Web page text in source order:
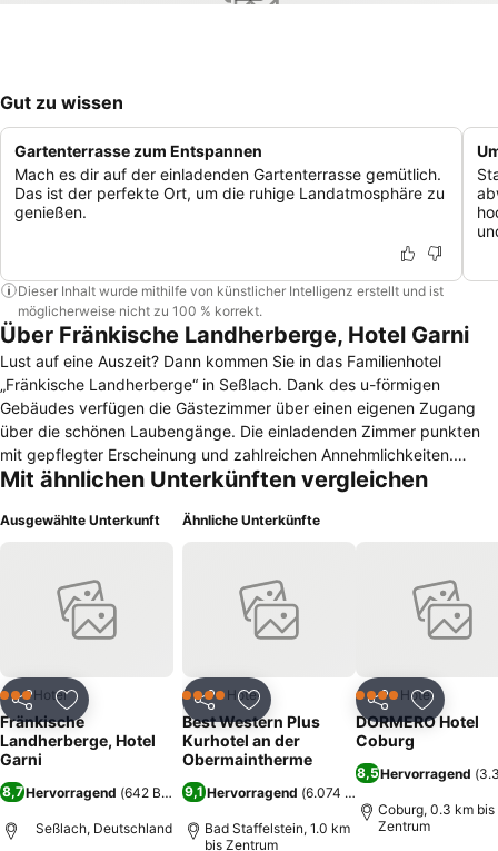
Gut zu wissen
Gartenterrasse zum Entspannen
Mach es dir auf der einladenden Gartenterrasse gemütlich.
Das ist der perfekte Ort, um die ruhige Landatmosphäre zu
genießen.
Dieser Inhalt wurde mithilfe von künstlicher Intelligenz erstellt und ist
möglicherweise nicht zu 100 % korrekt.
Über Fränkische Landherberge, Hotel Garni
Lust auf eine Auszeit? Dann kommen Sie in das Familienhotel
„Fränkische Landherberge“ in Seßlach. Dank des u-förmigen
Gebäudes verfügen die Gästezimmer über einen eigenen Zugang
über die schönen Laubengänge. Die einladenden Zimmer punkten
mit gepflegter Erscheinung und zahlreichen Annehmlichkeiten.
Bevor Sie morgens zur Arbeit oder zu vergnügsamen
Frühstücksbuffet. Gratis für Sie: W-LAN ist im gesamten
Mit ähnlichen Unterkünften vergleichen
Ausgewählte Unterkunft
Teilen Zu Favoriten hinzufügen
3 SterneHotel
Fränkische
Landherberge, Hotel
Garni
8,7Hervorragend (642 Bewertungen)
Seßlach, Deutschland
Ähnliche Unterkünfte
Teilen Zu Favoriten hinzufügen
4 SterneHotel
Best Western Plus
Kurhotel an der
Obermaintherme
9,1Hervorragend (6.074 Bewertungen
Bad Staffelstein, 1.0 km
bis Zentrum
Teilen Zu
4 SterneHotel
DORMERO Hotel
Coburg
8,5Hervorragend (
Coburg, 0.3 km bis
Zentrum